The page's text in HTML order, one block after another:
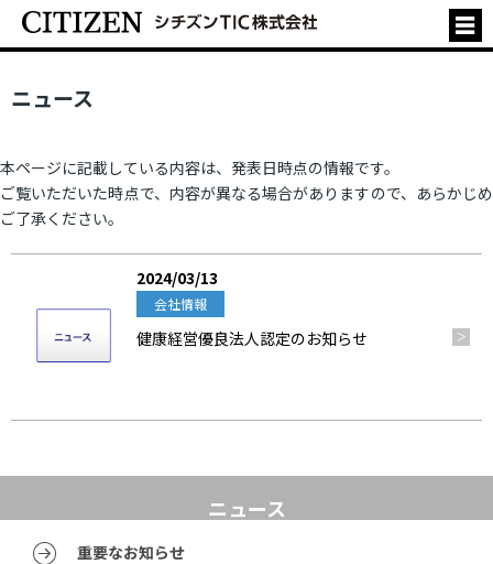
ニュース
本ページに記載している内容は、発表日時点の情報です。
ご覧いただいた時点で、内容が異なる場合がありますので、あらかじめ
ご了承ください。
2024/03/13
会社情報
健康経営優良法人認定のお知らせ
ニュース
重要なお知らせ